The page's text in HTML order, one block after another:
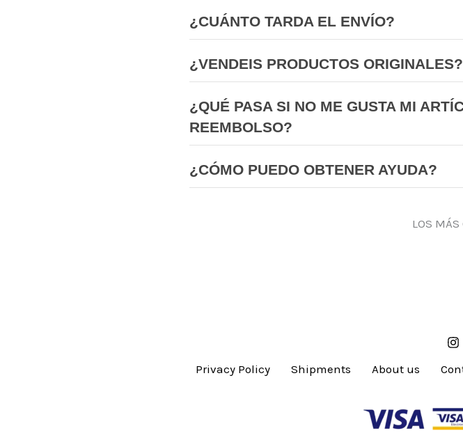
¿CUÁNTO TARDA EL ENVÍO?
¿VENDEIS PRODUCTOS ORIGINALES?
¿QUÉ PASA SI NO ME GUSTA MI
REEMBOLSO?
¿CÓMO PUEDO OBTENER AYUDA?
LOS MÁS
Privacy Policy Shipments About us